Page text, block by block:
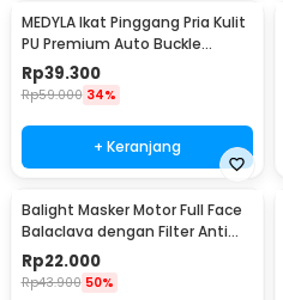
MEDYLA Ikat Pinggang Pria Kulit
PU Premium Auto Buckle
Gesper Metal Model 2 -
AA7900
Rp39.300
Rp59.000 34%
+ Keranjang
Balight Masker Motor Full Face
Balaclava dengan Filter Anti
Debu - CISE
Rp22.000
Rp43.900 50%